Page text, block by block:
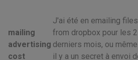
mailing
advertising
cost
J'ai été en emailing files
from dropbox pour les 2
derniers mois, ou
il y a un secret à envoi